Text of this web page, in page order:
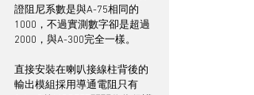
證阻尼系數是與A-75相同的
1000，不過實測數字卻是超過
2000，與A-300完全一樣。
直接安裝在喇叭接線柱背後的
輸出模組採用導通電阻只有